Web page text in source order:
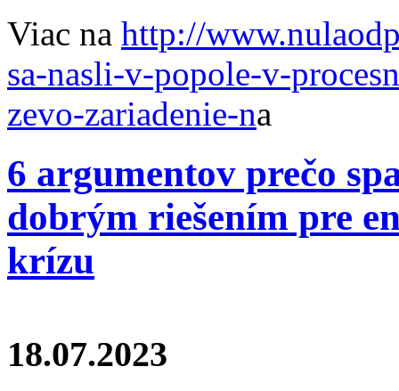
Viac na http://
sa-nasli-v-popole-v-
zevo-zariadenie-na
6 argumentov prečo
dobrým riešením pre
krízu
18.07.2023